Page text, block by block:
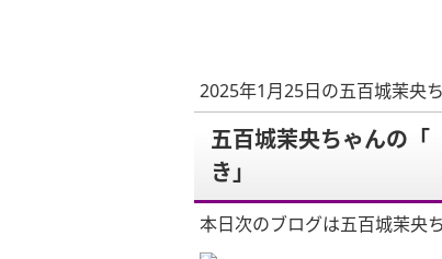
2025年1月25日の五百城茉央
五百城茉央ちゃんの「
き」
本日次のブログは五百城茉央ち